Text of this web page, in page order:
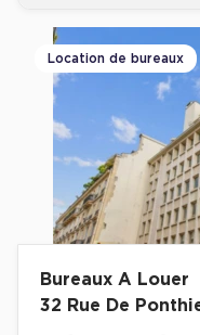
Immeuble de bureaux
Location bureaux
Haussmanniens
Location d'Entrepôts
Location d'Entrepôts
Location de bureaux
Bureaux A Louer
32 Rue De